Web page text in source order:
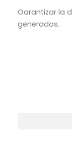
Garantizar la
generados.